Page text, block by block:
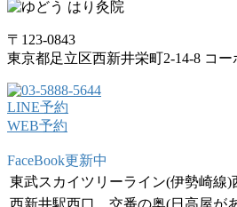
〒123-0843
東京都足立区西新井栄町2-14-8 コ
LINE予約
WEB予約
FaceBook更新中
東武スカイツリーライン(伊勢崎線)
西新井駅西口、交番の奥(日高屋が